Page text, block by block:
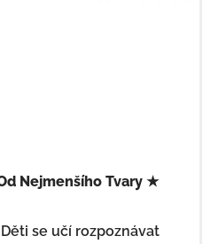
Nejmenšího Tvary ★
se učí rozpoznávat